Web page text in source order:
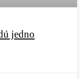
jedno